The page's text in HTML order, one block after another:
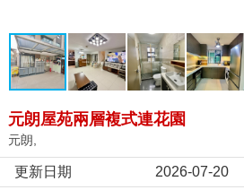
元朗屋苑兩層複式連花園
元朗,
更新日期
2026-07-20